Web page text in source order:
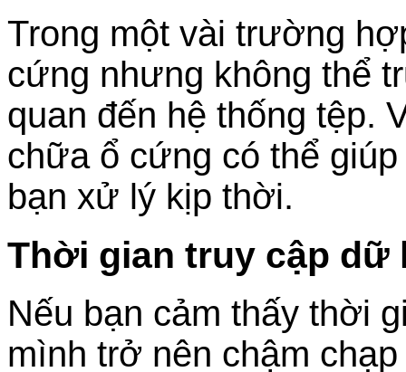
Trong một vài trường
cứng nhưng không thể
quan đến hệ thống tệp.
chữa ổ cứng có thể
bạn xử lý kịp thời.
Thời gian truy cập
Nếu bạn cảm thấy thời
mình trở nên chậm